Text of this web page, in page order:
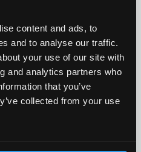
content and ads, to
and to analyse our traffic.
your use of our site with
and analytics partners who
that you’ve
collected from your use